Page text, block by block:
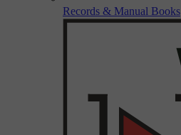
Records & Manual Books